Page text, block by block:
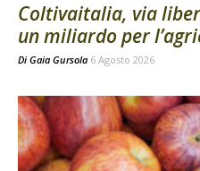
Coltivaitalia, via
un miliardo per
Di Gaia Gursola 6 Agosto 2026